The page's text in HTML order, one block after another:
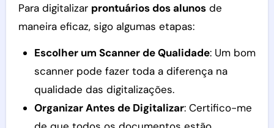
Para digitalizar prontuários dos alunosde
maneira eficaz, sigo algumas etapas:
Escolher um Scanner de Qualidade: Um bom
scanner pode fazer toda a diferença na
qualidade das digitalizações.
Organizar Antes de Digitalizar: Certifico-me